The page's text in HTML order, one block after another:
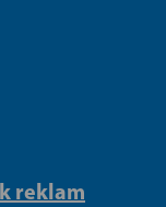
reklam